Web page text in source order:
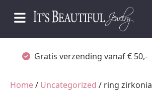
Gratis verzending vanaf € 50,-
Home/ Uncategorized / ring zirkonia